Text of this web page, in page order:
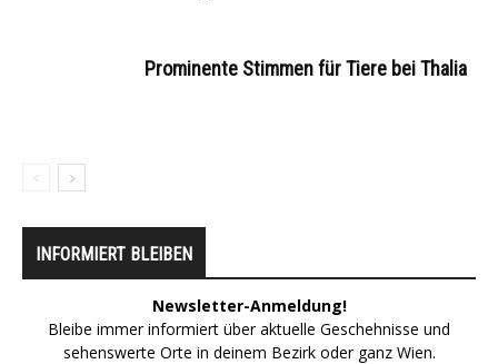
Prominente Stimmen für Tiere bei Thalia
INFORMIERT BLEIBEN
Newsletter-Anmeldung!
Bleibe immer informiert über aktuelle Geschehnisse und
sehenswerte Orte in deinem Bezirk oder ganz Wien.